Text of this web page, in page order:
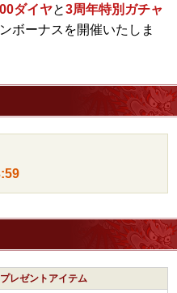
ダイヤと3周年特別ガチャ
ボーナスを開催いたしま
プレゼントアイテム